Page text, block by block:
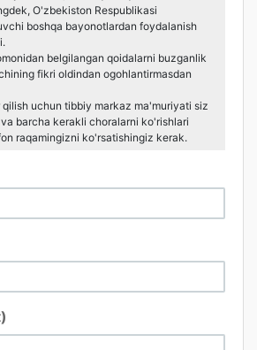
O'zbekiston Respublikasi
boshqa bayonotlardan foydalanish
belgilangan qoidalarni buzganlik
fikri oldindan ogohlantirmasdan
uchun tibbiy markaz ma'muriyati siz
barcha kerakli choralarni ko'rishlari
raqamingizni ko'rsatishingiz kerak.